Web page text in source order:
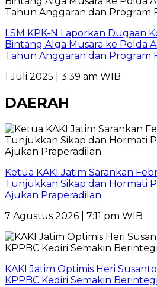
LSM KPK-N Laporkan Dugaan
Bintang Alga Musara ke Polda
Tahun Anggaran dan Program
1 Juli 2025 | 3:39 am WIB
DAERAH
Ketua KAKI Jatim Sarankan
Tunjukkan Sikap dan Hormati
Ajukan Praperadilan
7 Agustus 2026 | 7:11 pm WIB
KAKI Jatim Optimis Heri
KPPBC Kediri Semakin